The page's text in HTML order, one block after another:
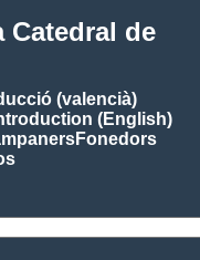
Catedral de
(valencià)
(English)
Fonedors